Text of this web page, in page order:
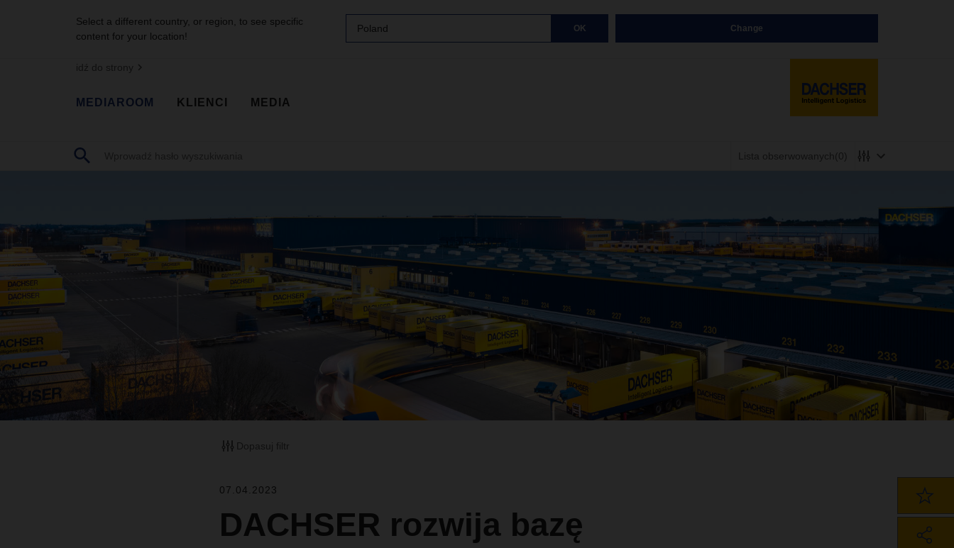
Select a different country, or region, to see specific
content for your location!
Poland OK Change
idź do strony
MEDIAROOM KLIENCI MEDIA
Lista obserwowanych (0)
Dopasuj filtr
07.04.2023
DACHSER rozwija bazę